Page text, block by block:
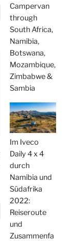
Campervan
through
South Africa,
Namibia,
Botswana,
Mozambique,
Zimbabwe &
Sambia
Im Iveco
Daily 4 x 4
durch
Namibia und
Südafrika
2022:
Reiseroute
und
Zusammenfa